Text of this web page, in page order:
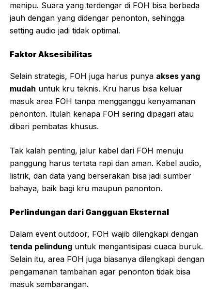
menipu. Suara yang terdengar di FOH bisa berbeda
jauh dengan yang didengar penonton, sehingga
setting audio jadi tidak optimal.
Faktor Aksesibilitas
Selain strategis, FOH juga harus punya akses yang
mudah untuk kru teknis. Kru harus bisa keluar
masuk area FOH tanpa mengganggu kenyamanan
penonton. Itulah kenapa FOH sering dipagari atau
diberi pembatas khusus.
Tak kalah penting, jalur kabel dari FOH menuju
panggung harus tertata rapi dan aman. Kabel audio,
listrik, dan data yang berserakan bisa jadi sumber
bahaya, baik bagi kru maupun penonton.
Perlindungan dari Gangguan Eksternal
Dalam event outdoor, FOH wajib dilengkapi dengan
tenda pelindung untuk mengantisipasi cuaca buruk.
Selain itu, area FOH juga biasanya dilengkapi dengan
pengamanan tambahan agar penonton tidak bisa
masuk sembarangan.